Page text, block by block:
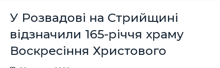
У Розвадові на Стрийщині
відзначили 165-річчя храму
Воскресіння Христового